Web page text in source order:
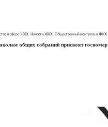
в сфере ЖКХ Новости ЖКХ Общественный контроль в ЖКХ
общих собраний присвоят госномер